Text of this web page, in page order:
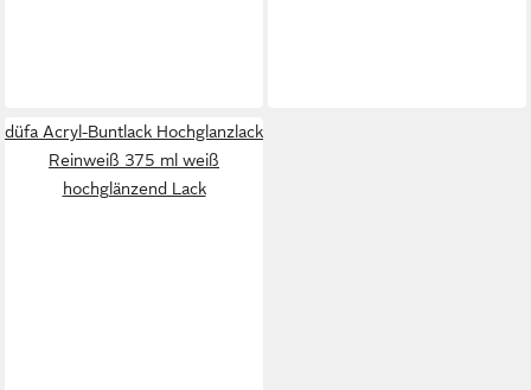
düfa Acryl-Buntlack Hochglanzlack
Reinweiß 375 ml weiß
hochglänzend Lack